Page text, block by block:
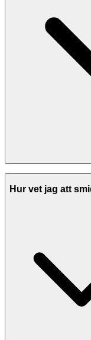
Vanliga
grindar och staket,
reparationer av
standardlösningar
Hur vet jag att